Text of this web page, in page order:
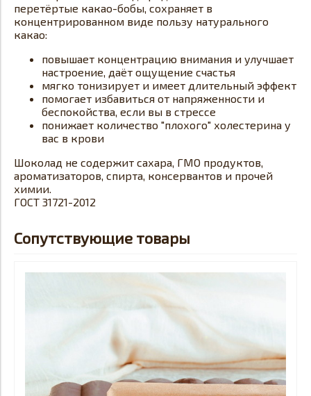
перетёртые какао-бобы, сохраняет в
концентрированном виде пользу натурального
какао:
повышает концентрацию внимания и улучшает
настроение, даёт ощущение счастья
мягко тонизирует и имеет длительный эффект
помогает избавиться от напряженности и
беспокойства, если вы в стрессе
понижает количество "плохого" холестерина у
вас в крови
Шоколад не содержит сахара, ГМО продуктов,
ароматизаторов, спирта, консервантов и прочей
химии.
ГОСТ 31721-2012
Сопутствующие товары